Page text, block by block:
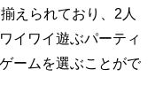
えられており、2人
イワイ遊ぶパーティ
ームを選ぶことがで